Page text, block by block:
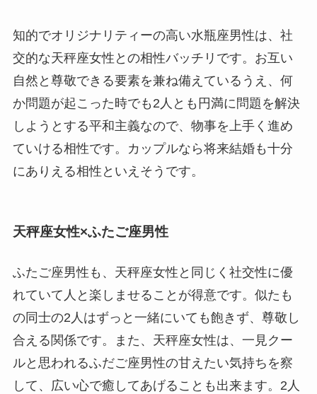
知的でオリジナリティーの高い水瓶座男性は、社
交的な天秤座女性との相性バッチリです。お互い
自然と尊敬できる要素を兼ね備えているうえ、何
か問題が起こった時でも2人とも円満に問題を解決
しようとする平和主義なので、物事を上手く進め
ていける相性です。カップルなら将来結婚も十分
にありえる相性といえそうです。
天秤座女性×ふたご座男性
ふたご座男性も、天秤座女性と同じく社交性に優
れていて人と楽しませることが得意です。似たも
の同士の2人はずっと一緒にいても飽きず、尊敬し
合える関係です。また、天秤座女性は、一見クー
ルと思われるふだご座男性の甘えたい気持ちを察
して、広い心で癒してあげることも出来ます。2人